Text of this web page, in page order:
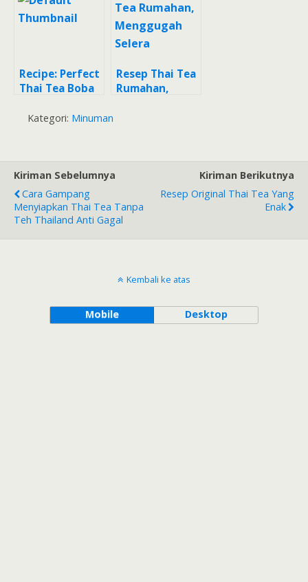
Gagal
Recipe: Perfect
Thai Tea Boba
Resep Thai Tea
Rumahan,
Kategori: Minuman
Kiriman Sebelumnya
Cara Gampang
Menyiapkan Thai Tea Tanpa
Teh Thailand Anti Gagal
Kiriman Berikutnya
Resep Original Thai Tea Yang
Enak
Kembali ke atas
Mobile Desktop